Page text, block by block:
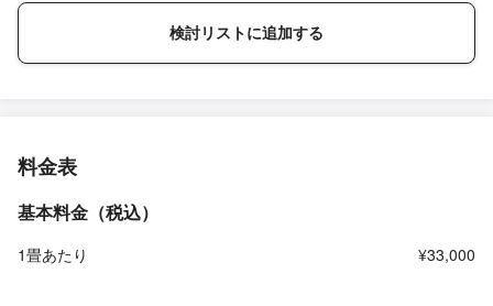
検討リストに追加する
料金表
基本料金（税込）
1畳あたり ¥33,000